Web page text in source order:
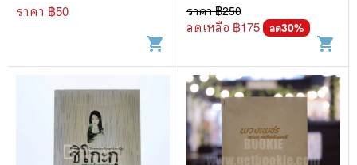
ราคา ฿50
shopping_cart
ราคา ฿250
ลดเหลือ ฿175 ลด30%
shopping_cart